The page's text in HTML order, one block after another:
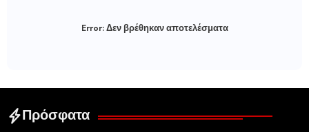
Error:Δεν βρέθηκαν αποτελέσματα
Πρόσφατα